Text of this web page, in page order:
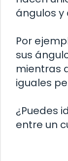
ángulos y
Por
sus
mientras
iguales
¿Puedes
entre un